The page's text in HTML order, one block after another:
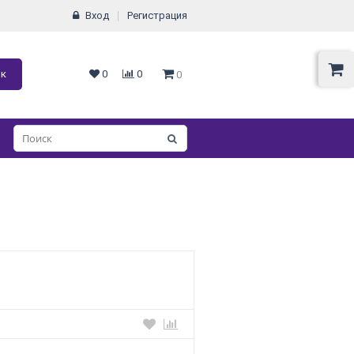
Вход Регистрация
0 0 0